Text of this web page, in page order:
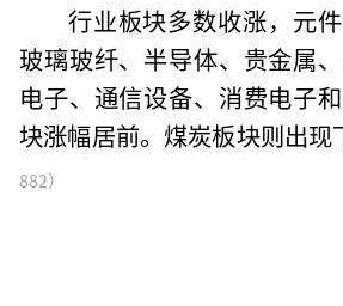
行业板块多数收涨，元件
玻璃玻纤、半导体、贵金属
电子、通信设备、消费电子
块涨幅居前。煤炭板块则出现
882）